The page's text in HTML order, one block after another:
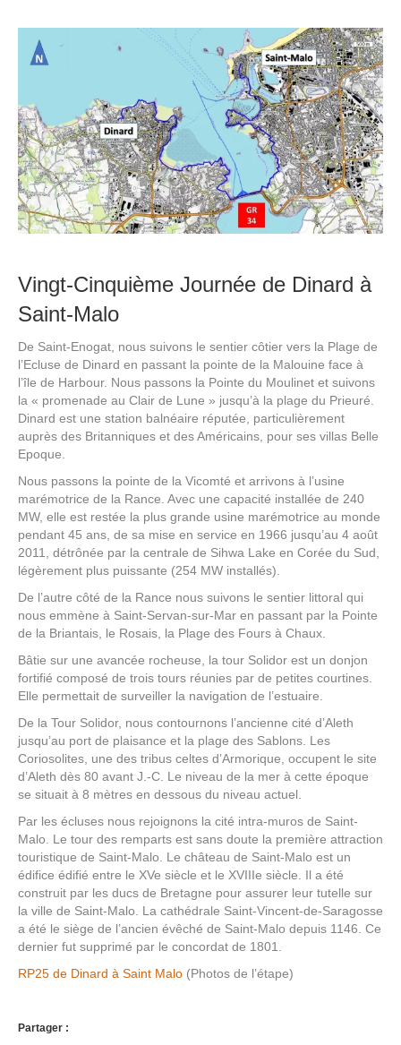
Vingt-Cinquième Journée de Dinard à
Saint-Malo
De Saint-Enogat, nous suivons le sentier côtier vers la Plage de
l’Ecluse de Dinard en passant la pointe de la Malouine face à
l’île de Harbour. Nous passons la Pointe du Moulinet et suivons
la « promenade au Clair de Lune » jusqu’à la plage du Prieuré.
Dinard est une station balnéaire réputée, particulièrement
auprès des Britanniques et des Américains, pour ses villas Belle
Epoque.
Nous passons la pointe de la Vicomté et arrivons à l’usine
marémotrice de la Rance. Avec une capacité installée de 240
MW, elle est restée la plus grande usine marémotrice au monde
pendant 45 ans, de sa mise en service en 1966 jusqu’au 4 août
2011, détrônée par la centrale de Sihwa Lake en Corée du Sud,
légèrement plus puissante (254 MW installés).
De l’autre côté de la Rance nous suivons le sentier littoral qui
nous emmène à Saint-Servan-sur-Mar en passant par la Pointe
de la Briantais, le Rosais, la Plage des Fours à Chaux.
Bâtie sur une avancée rocheuse, la tour Solidor est un donjon
fortifié composé de trois tours réunies par de petites courtines.
Elle permettait de surveiller la navigation de l’estuaire.
De la Tour Solidor, nous contournons l’ancienne cité d’Aleth
jusqu’au port de plaisance et la plage des Sablons. Les
Coriosolites, une des tribus celtes d’Armorique, occupent le site
d’Aleth dès 80 avant J.-C. Le niveau de la mer à cette époque
se situait à 8 mètres en dessous du niveau actuel.
Par les écluses nous rejoignons la cité intra-muros de Saint-
Malo. Le tour des remparts est sans doute la première attraction
touristique de Saint-Malo. Le château de Saint-Malo est un
édifice édifié entre le XVe siècle et le XVIIIe siècle. Il a été
construit par les ducs de Bretagne pour assurer leur tutelle sur
la ville de Saint-Malo. La cathédrale Saint-Vincent-de-Saragosse
a été le siège de l’ancien évêché de Saint-Malo depuis 1146. Ce
dernier fut supprimé par le concordat de 1801.
RP25 de Dinard à Saint Malo (Photos de l’étape)
Partager :